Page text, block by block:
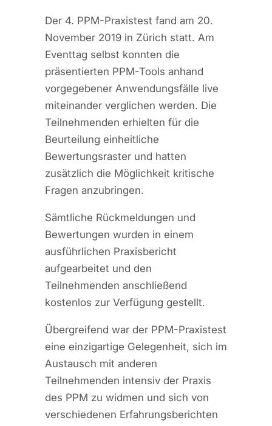
Der 4. PPM-Praxistest fand am 20.
November 2019 in Zürich statt. Am
Eventtag selbst konnten die
präsentierten PPM-Tools anhand
vorgegebener Anwendungsfälle live
miteinander verglichen werden. Die
Teilnehmenden erhielten für die
Beurteilung einheitliche
Bewertungsraster und hatten
zusätzlich die Möglichkeit kritische
Fragen anzubringen.
Sämtliche Rückmeldungen und
Bewertungen wurden in einem
ausführlichen Praxisbericht
aufgearbeitet und den
Teilnehmenden anschließend
kostenlos zur Verfügung gestellt.
Übergreifend war der PPM-Praxistest
eine einzigartige Gelegenheit, sich im
Austausch mit anderen
Teilnehmenden intensiv der Praxis
des PPM zu widmen und sich von
verschiedenen Erfahrungsberichten